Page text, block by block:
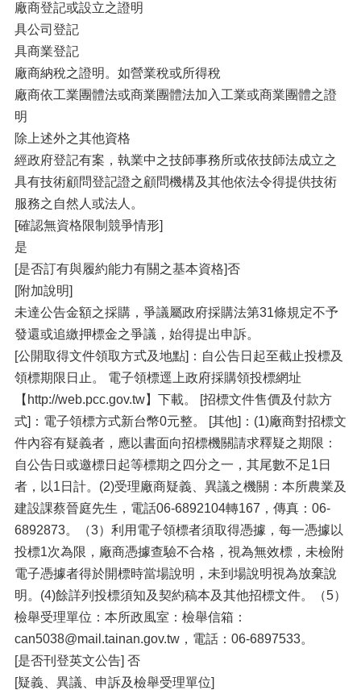
廠商登記或設立之證明
具公司登記
具商業登記
廠商納稅之證明。如營業稅或所得稅
廠商依工業團體法或商業團體法加入工業或商業團體之證
明
除上述外之其他資格
經政府登記有案，執業中之技師事務所或依技師法成立之
具有技術顧問登記證之顧問機構及其他依法令得提供技術
服務之自然人或法人。
[確認無資格限制競爭情形]
是
[是否訂有與履約能力有關之基本資格]否
[附加說明]
未達公告金額之採購，爭議屬政府採購法第31條規定不予
發還或追繳押標金之爭議，始得提出申訴。
[公開取得文件領取方式及地點]：自公告日起至截止投標及
領標期限日止。 電子領標逕上政府採購領投標網址
【http://web.pcc.gov.tw】下載。 [招標文件售價及付款方
式]：電子領標方式新台幣0元整。 [其他]：(1)廠商對招標文
件內容有疑義者，應以書面向招標機關請求釋疑之期限：
自公告日或邀標日起等標期之四分之一，其尾數不足1日
者，以1日計。(2)受理廠商疑義、異議之機關：本所農業及
建設課蔡晉庭先生，電話06-6892104轉167，傳真：06-
6892873。（3）利用電子領標者須取得憑據，每一憑據以
投標1次為限，廠商憑據查驗不合格，視為無效標，未檢附
電子憑據者得於開標時當場說明，未到場說明視為放棄說
明。(4)餘詳列投標須知及契約稿本及其他招標文件。（5）
檢舉受理單位：本所政風室：檢舉信箱：
can5038@mail.tainan.gov.tw，電話：06-6897533。
[是否刊登英文公告] 否
[疑義、異議、申訴及檢舉受理單位]